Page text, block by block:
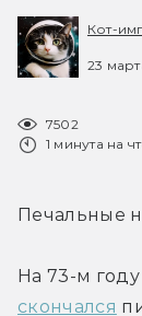
Кот-
23
7502
1 минута на
Печальные
скончался